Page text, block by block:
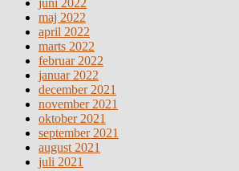
maj 2022
april 2022
marts 2022
februar 2022
januar 2022
december 2021
november 2021
oktober 2021
september 2021
august 2021
juli 2021